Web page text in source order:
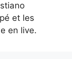
et les
en live.